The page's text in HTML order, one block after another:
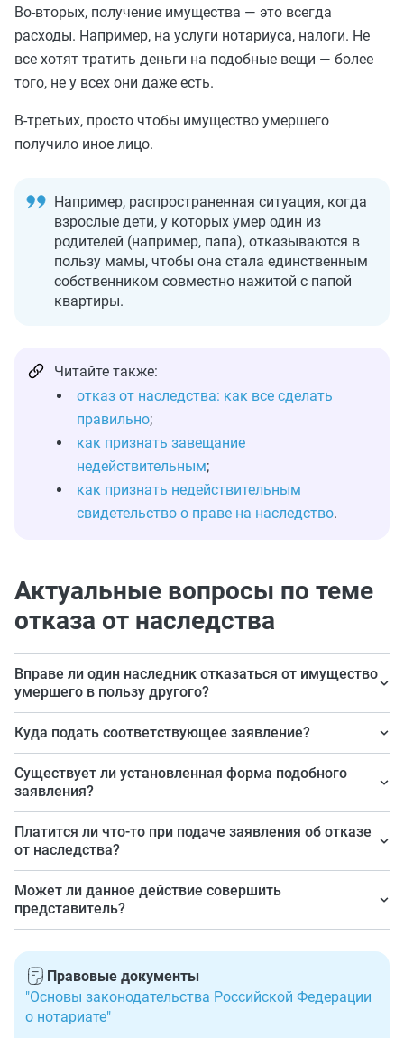
Во-вторых, получение имущества — это всегда
расходы. Например, на услуги нотариуса, налоги. Не
все хотят тратить деньги на подобные вещи — более
того, не у всех они даже есть.
В-третьих, просто чтобы имущество умершего
получило иное лицо.
Например, распространенная ситуация, когда
взрослые дети, у которых умер один из
родителей (например, папа), отказываются в
пользу мамы, чтобы она стала единственным
собственником совместно нажитой с папой
квартиры.
Читайте также:
отказ от наследства: как все сделать
правильно;
как признать завещание
недействительным;
как признать недействительным
свидетельство о праве на наследство.
Актуальные вопросы по теме
отказа от наследства
Вправе ли один наследник отказаться от имущество
умершего в пользу другого?
Да.
Куда подать соответствующее заявление?
Нотариусу или уполномоченному должностному лицу
(ст. 37 Основ законодательства Российской
Федерации о нотариате).
Существует ли установленная форма подобного
заявления?
Нет. Пишите в свободной форме, можете попросить
помощи у нотариуса, он подскажет.
Платится ли что-то при подаче заявления об отказе
от наследства?
Да, оплачивается нотариальное действие
«Удостоверение отказа нотариусом». Стоимость
зависит от региона: например, в Свердловской
области региональный тариф будет 1000 руб.
Может ли данное действие совершить
представитель?
соответствующими полномочиями.
Правовые документы
"Основы законодательства Российской Федерации
о нотариате"